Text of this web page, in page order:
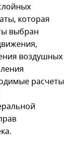
которая
выбран
воздушных
расчеты